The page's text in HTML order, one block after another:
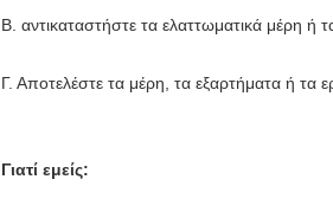
Β. αντικαταστήστε τα ελαττωματικά μέρη ή
Γ. Αποτελέστε τα μέρη, τα εξαρτήματα ή τα
Γιατί εμείς: